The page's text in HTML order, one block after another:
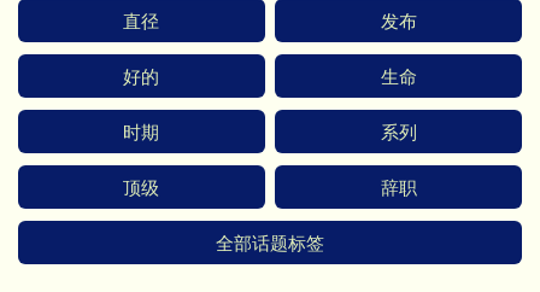
直径 发布
好的 生命
时期 系列
顶级 辞职
全部话题标签